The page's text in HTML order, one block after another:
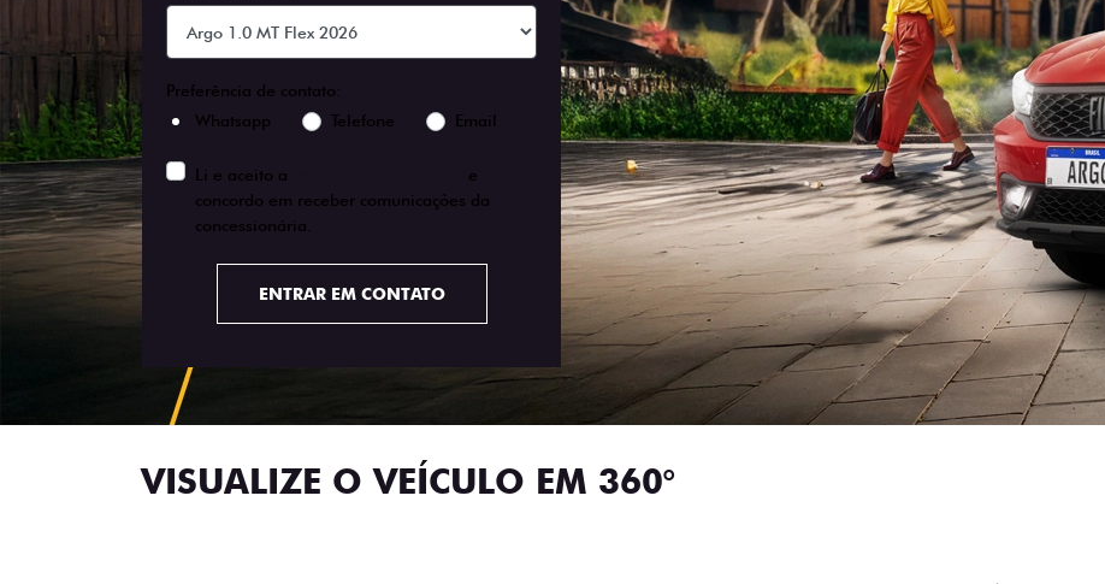
Preferência de contato:
Whatsapp
Telefone Email
Li e aceito a
e
concordo em receber comunicações da
concessionária.
ENTRAR EM CONTATO
VISUALIZE O VEÍCULO EM 360°